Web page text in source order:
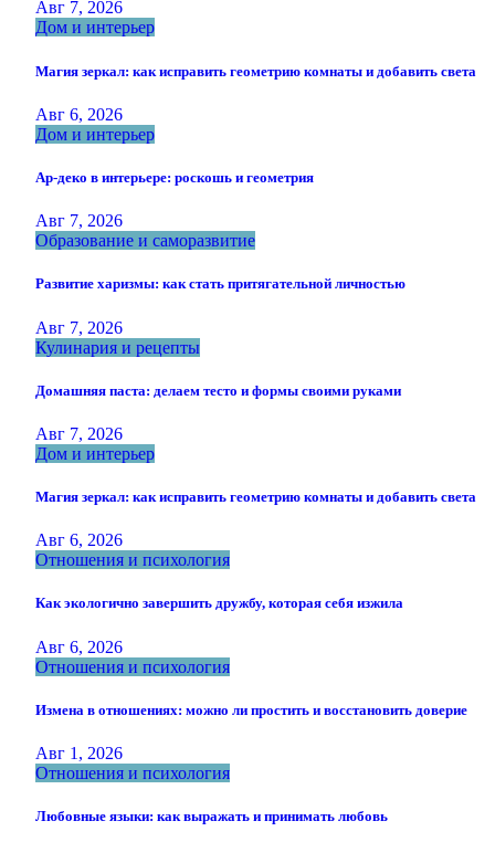
Авг 7, 2026
Дом и интерьер
Магия зеркал: как исправить геометрию комнаты и добавить света
Авг 6, 2026
Дом и интерьер
Ар-деко в интерьере: роскошь и геометрия
Авг 7, 2026
Образование и саморазвитие
Развитие харизмы: как стать притягательной личностью
Авг 7, 2026
Кулинария и рецепты
Домашняя паста: делаем тесто и формы своими руками
Авг 7, 2026
Дом и интерьер
Магия зеркал: как исправить геометрию комнаты и добавить света
Авг 6, 2026
Отношения и психология
Как экологично завершить дружбу, которая себя изжила
Авг 6, 2026
Отношения и психология
Измена в отношениях: можно ли простить и восстановить доверие
Авг 1, 2026
Отношения и психология
Любовные языки: как выражать и принимать любовь